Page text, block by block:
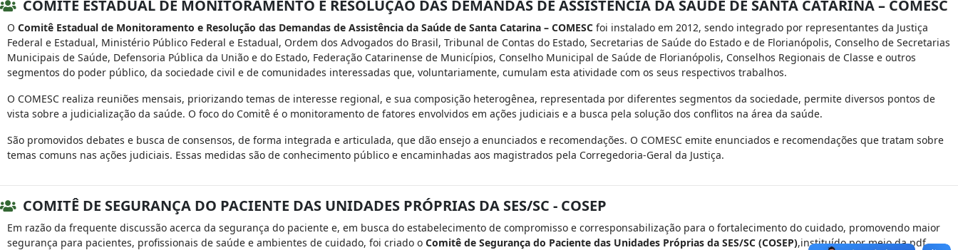
COMITÊ ESTADUAL DE MONITORAMENTO E RESOLUÇÃO DAS DEMANDAS DE ASSISTÊNCIA DA SAÚDE DE SANTA CATARINA – COMESC
O Comitê Estadual de Monitoramento e Resolução das Demandas de Assistência da Saúde de Santa Catarina – COMESC foi instalado em 2012, sendo integrado por representantes da Justiça
Federal e Estadual, Ministério Público Federal e Estadual, Ordem dos Advogados do Brasil, Tribunal de Contas do Estado, Secretarias de Saúde do Estado e de Florianópolis, Conselho de Secretarias
Municipais de Saúde, Defensoria Pública da União e do Estado, Federação Catarinense de Municípios, Conselho Municipal de Saúde de Florianópolis, Conselhos Regionais de Classe e outros
segmentos do poder público, da sociedade civil e de comunidades interessadas que, voluntariamente, cumulam esta atividade com os seus respectivos trabalhos.
O COMESC realiza reuniões mensais, priorizando temas de interesse regional, e sua composição heterogênea, representada por diferentes segmentos da sociedade, permite diversos pontos de
vista sobre a judicialização da saúde. O foco do Comitê é o monitoramento de fatores envolvidos em ações judiciais e a busca pela solução dos conflitos na área da saúde.
São promovidos debates e busca de consensos, de forma integrada e articulada, que dão ensejo a enunciados e recomendações. O COMESC emite enunciados e recomendações que tratam sobre
temas comuns nas ações judiciais. Essas medidas são de conhecimento público e encaminhadas aos magistrados pela Corregedoria-Geral da Justiça.
COMITÊ DE SEGURANÇA DO PACIENTE DAS UNIDADES PRÓPRIAS DA SES/SC - COSEP
Em razão da frequente discussão acerca da segurança do paciente e, em busca do estabelecimento de compromisso e corresponsabilização para o fortalecimento do cuidado, promovendo maior
segurança para pacientes, profissionais de saúde e ambientes de cuidado, foi criado o Comitê de Segurança do Paciente das Unidades Próprias da SES/SC (COSEP),instituído por meio da pdf